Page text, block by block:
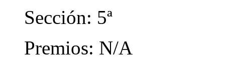
Sección: 5ª
Premios: N/A